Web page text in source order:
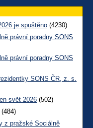
je spuštěno (4230)
právní poradny SONS
právní poradny SONS
SONS ČR, z. s.
svět 2026 (502)
(484)
z pražské Sociálně